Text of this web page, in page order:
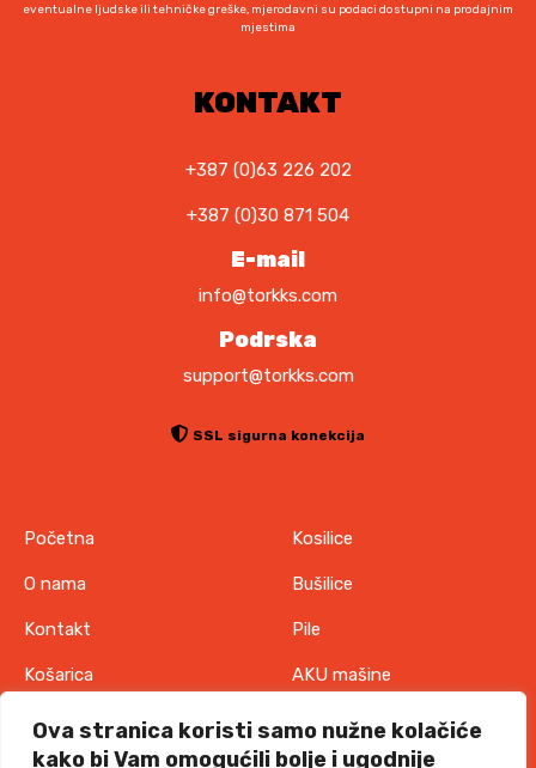
Ova stranica koristi samo nužne kolačiće
kako bi Vam omogućili bolje i ugodnije
eventualne ljudske ili tehničke greške, mjerodavni su podaci dostupni na prodajnim
mjestima
KONTAKT
+387 (0)63 226 202
+387 (0)30 871 504
E-mail
info@torkks.com
Podrska
support@torkks.com
SSL sigurna konekcija
Početna
O nama
Kontakt
Košarica
Pravila o zaštiti
privatnosti
Kosilice
Bušilice
Pile
AKU mašine